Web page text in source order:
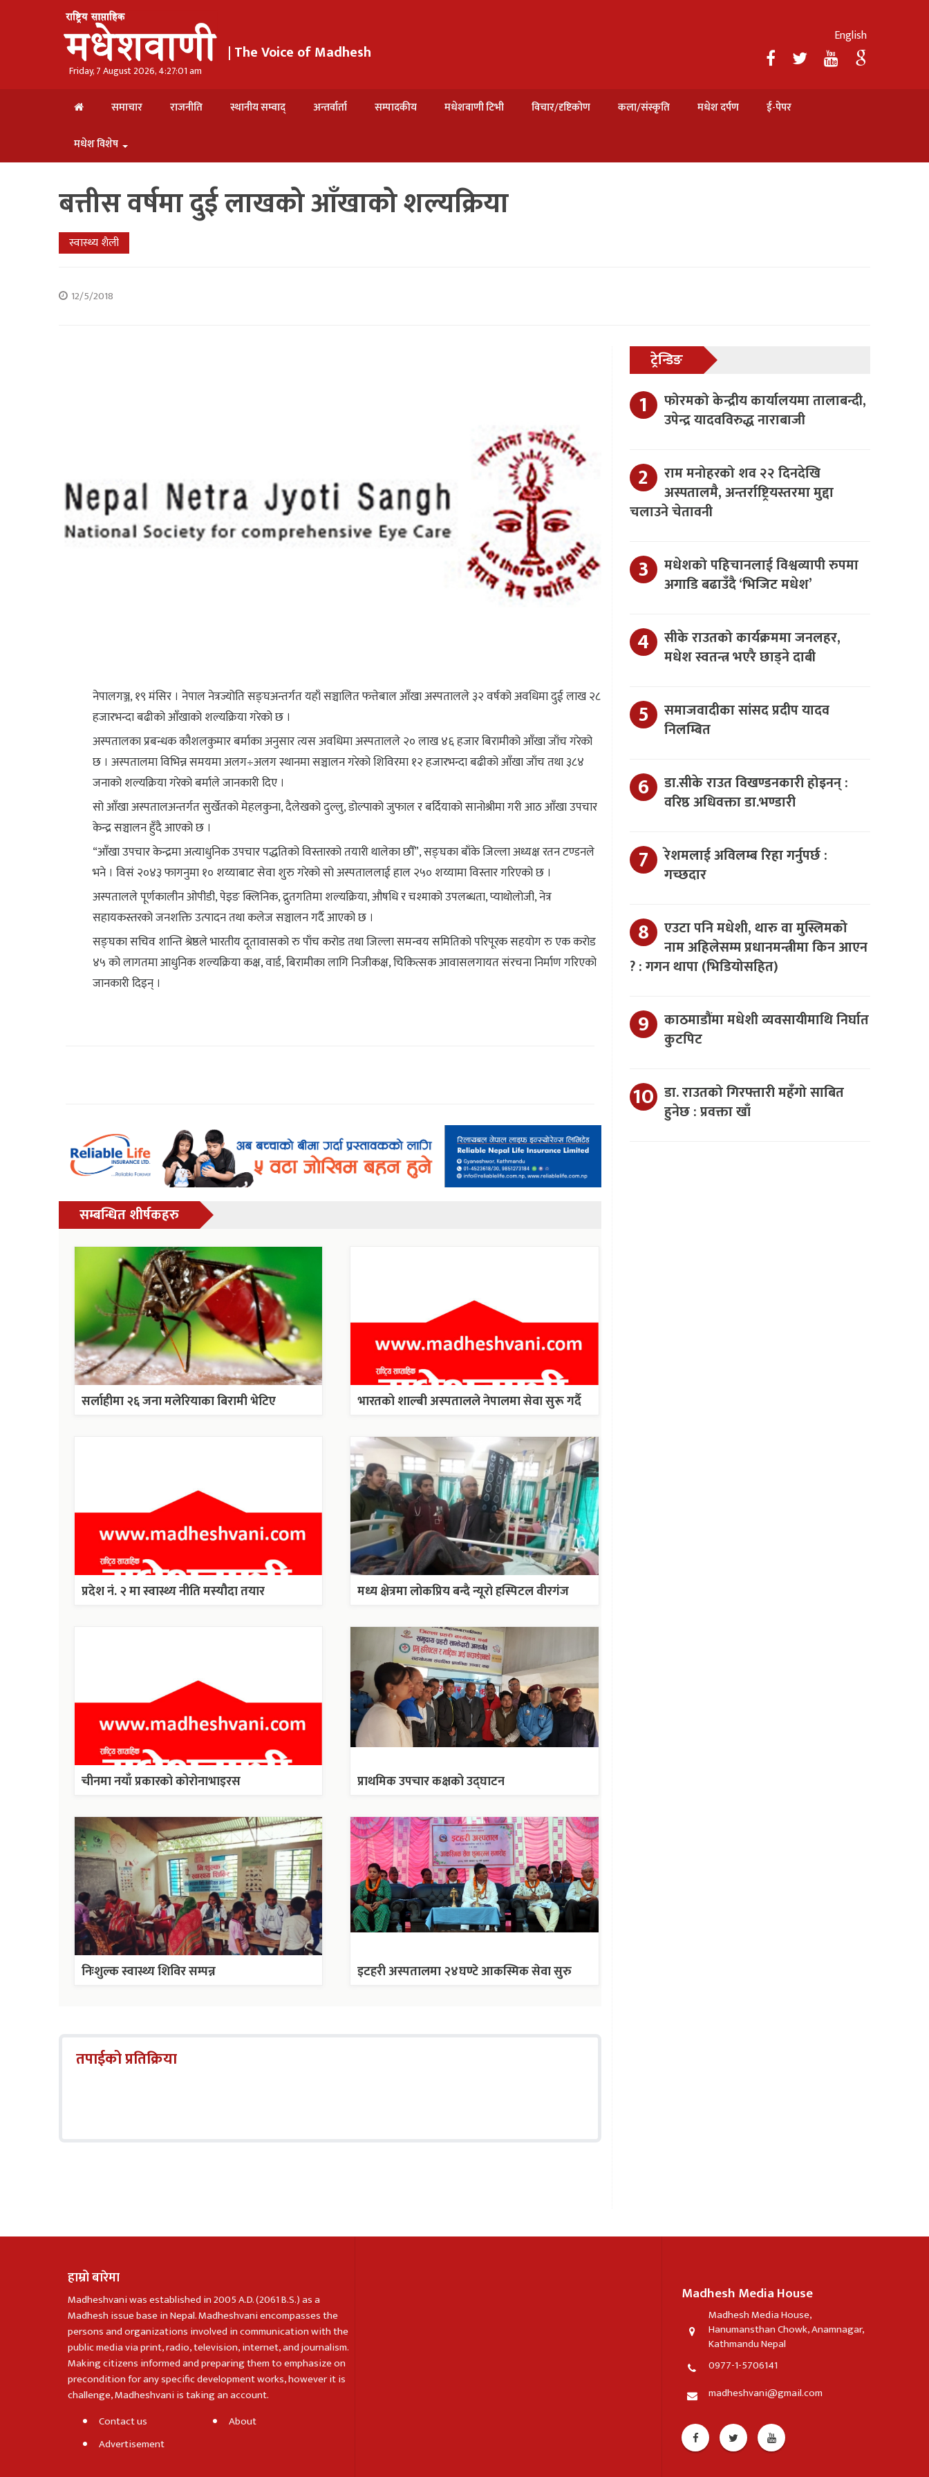
| The Voice of Madhesh
Friday, 7 August 2026, 4:27:02 am
English
समाचार राजनीति स्थानीय सम्वाद् अन्तर्वार्ता सम्पादकीय मधेशवाणी टिभी विचार/दृष्टिकोण कला/संस्कृति मधेश दर्पण ई-पेपर
मधेश विशेष
बत्तीस वर्षमा दुई लाखको आँखाको शल्यक्रिया
स्वास्थ्य शैली
12/5/2018
नेपालगञ्ज, १९ मंसिर । नेपाल नेत्रज्योति सङ्घअन्तर्गत यहाँ सञ्चालित फत्तेबाल आँखा अस्पतालले ३२ वर्षको अवधिमा दुई लाख २८
हजारभन्दा बढीको आँखाको शल्यक्रिया गरेको छ ।
अस्पतालका प्रबन्धक कौशलकुमार बर्माका अनुसार त्यस अवधिमा अस्पतालले २० लाख ४६ हजार बिरामीको आँखा जाँच गरेको
छ । अस्पतालमा विभिन्न समयमा अलग÷अलग स्थानमा सञ्चालन गरेको शिविरमा १२ हजारभन्दा बढीको आँखा जाँच तथा ३८४
जनाको शल्यक्रिया गरेको बर्माले जानकारी दिए ।
सो आँखा अस्पतालअन्तर्गत सुर्खेतको मेहलकुना, दैलेखको दुल्लु, डोल्पाको जुफाल र बर्दियाको सानोश्रीमा गरी आठ आँखा उपचार
केन्द्र सञ्चालन हुँदै आएको छ ।
“आँखा उपचार केन्द्रमा अत्याधुनिक उपचार पद्धतिको विस्तारको तयारी थालेका छौँ”, सङ्घका बाँके जिल्ला अध्यक्ष रतन टण्डनले
भने । विसं २०४३ फागनुमा १० शय्याबाट सेवा शुरु गरेको सो अस्पताललाई हाल २५० शय्यामा विस्तार गरिएको छ ।
अस्पतालले पूर्णकालीन ओपीडी, पेइङ क्लिनिक, द्रुतगतिमा शल्यक्रिया, औषधि र चश्माको उपलब्धता, प्याथोलोजी, नेत्र
सहायकस्तरको जनशक्ति उत्पादन तथा कलेज सञ्चालन गर्दै आएको छ ।
सङ्घका सचिव शान्ति श्रेष्ठले भारतीय दूतावासको रु पाँच करोड तथा जिल्ला समन्वय समितिको परिपूरक सहयोग रु एक करोड
४५ को लागतमा आधुनिक शल्यक्रिया कक्ष, वार्ड, बिरामीका लागि निजीकक्ष, चिकित्सक आवासलगायत संरचना निर्माण गरिएको
जानकारी दिइन् ।
सम्बन्धित शीर्षकहरु
सर्लाहीमा २६ जना मलेरियाका बिरामी भेटिए भारतको शाल्बी अस्पतालले नेपालमा सेवा सुरू गर्दै
प्रदेश नं. २ मा स्वास्थ्य नीति मस्यौदा तयार मध्य क्षेत्रमा लोकप्रिय बन्दै न्यूरो हस्पिटल वीरगंज
चीनमा नयाँ प्रकारको कोरोनाभाइरस प्राथमिक उपचार कक्षको उद्घाटन
निःशुल्क स्वास्थ्य शिविर सम्पन्न इटहरी अस्पतालमा २४घण्टे आकस्मिक सेवा सुरु
तपाईको प्रतिक्रिया
ट्रेन्डिङ
फोरमको केन्द्रीय कार्यालयमा तालाबन्दी,
उपेन्द्र यादवविरुद्ध नाराबाजी
राम मनोहरको शव २२ दिनदेखि
अस्पतालमै, अन्तर्राष्ट्रियस्तरमा मुद्दा
चलाउने चेतावनी
मधेशको पहिचानलाई विश्वव्यापी रुपमा
अगाडि बढाउँदै ‘भिजिट मधेश’
सीके राउतको कार्यक्रममा जनलहर,
मधेश स्वतन्त्र भएरै छाड्ने दाबी
समाजवादीका सांसद प्रदीप यादव
निलम्बित
डा.सीके राउत विखण्डनकारी होइनन् :
वरिष्ठ अधिवक्ता डा.भण्डारी
रेशमलाई अविलम्ब रिहा गर्नुपर्छ :
गच्छदार
एउटा पनि मधेशी, थारु वा मुस्लिमको
नाम अहिलेसम्म प्रधानमन्त्रीमा किन आएन
? : गगन थापा (भिडियोसहित)
काठमाडौंमा मधेशी व्यवसायीमाथि निर्घात
कुटपिट
डा. राउतको गिरफ्तारी महँगो साबित
हुनेछ : प्रवक्ता खाँ
हाम्रो बारेमा
Madheshvani was established in 2005 A.D. (2061 B.S.) as a
Madhesh issue base in Nepal. Madheshvani encompasses the
persons and organizations involved in communication with the
public media via print, radio, television, internet, and journalism.
Making citizens informed and preparing them to emphasize on
precondition for any specific development works, however it is
challenge, Madheshvani is taking an account.
Contact us
About
Advertisement
Madhesh Media House
Madhesh Media House,
Hanumansthan Chowk, Anamnagar,
Kathmandu Nepal
0977-1-5706141
madheshvani@gmail.com